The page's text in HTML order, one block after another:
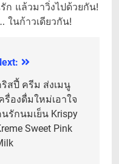
แล้วมาวิ่งไปด้วยกัน!
นก้าวเดียวกัน!
สปี้ ครีม ส่งเมนู
รื่องดื่มใหม่เอาใจ
รักนมเย็น Krispy
Sweet Pink